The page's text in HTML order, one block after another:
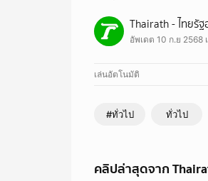
ชาวบ้านยังพบต่อเนื่องจรว
155 มม. คิดว่าเป็นว่าเป็น จ
ตามข่าวก่อนใครได้ที่
- LINE Official :
Thairath - ไทยรั
อัพเดต 10 ก.ย 2568
เล่นอัตโนมัติ
#ทั่วไป ทั่วไป
คลิปล่าสุดจาก